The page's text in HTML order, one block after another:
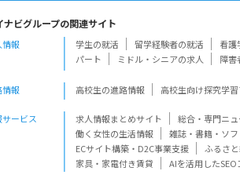
ナビグループの関連サイト
報 学生の就活 留学経験者の就活 看護
パート
ミドル・シニアの求人 障害
報 高校生の進路情報 高校生向け探究学
ービス 求人情報まとめサイト 総合・専門ニュ
働く女性の生活情報
雑誌・書籍・ソフ
ECサイト構築・D2C事業支援
ふるさ
家具・家電付き賃貸
AIを活用した